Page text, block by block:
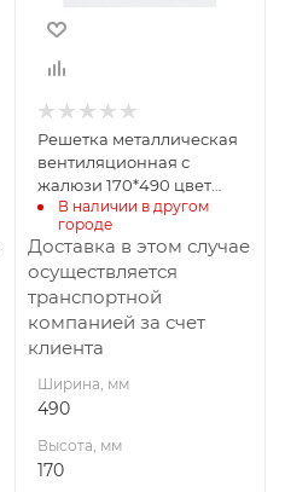
Решетка металлическая
вентиляционная с
жалюзи 170*490 цвет
белый с/п
В наличии в другом
городе
Доставка в этом случае
осуществляется
транспортной
компанией за счет
клиента
Ширина, мм
490
Высота, мм
170